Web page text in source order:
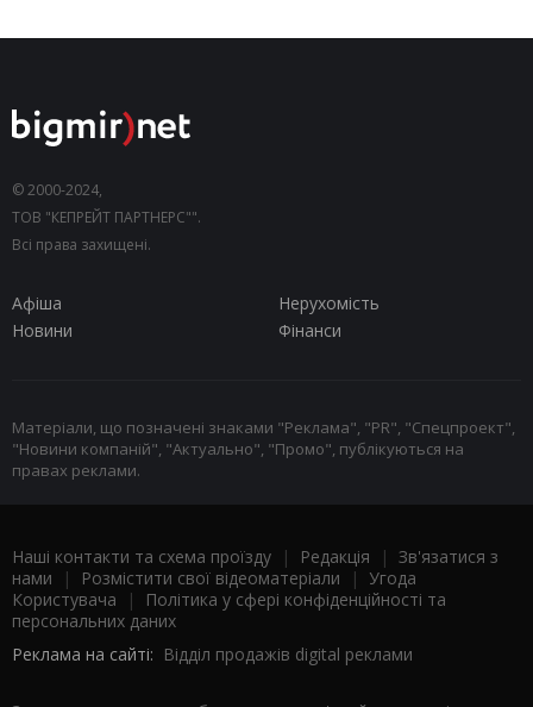
© 2000-2024,
ТОВ "КЕПРЕЙТ ПАРТНЕРС"".
Всі права захищені.
Афіша
Нерухомість
Новини
Фінанси
Матеріали, що позначені знаками "Реклама", "PR", "Спецпроект",
"Новини компаній", "Актуально", "Промо", публікуються на
правах реклами.
Наші контакти та схема проїзду | Редакція | Зв'язатися з
нами | Розмістити свої відеоматеріали | Угода
Користувача |
Політика у сфері конфіденційності та
персональних даних
Реклама на сайті: Відділ продажів digital реклами